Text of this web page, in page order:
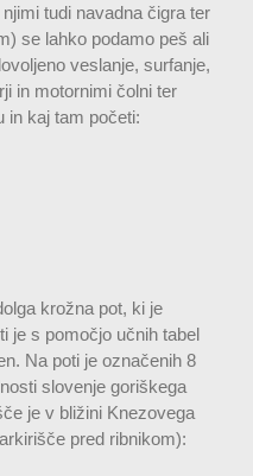
tudi navadna čigra ter
se lahko podamo peš ali
veslanje, surfanje,
in motornimi čolni ter
in kaj tam početi:
krožna pot, ki je
je s pomočjo učnih tabel
Na poti je označenih 8
slovenje goriškega
je v bližini Knezovega
pred ribnikom):